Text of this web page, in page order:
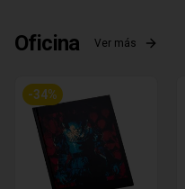
Oficina Ver más
-34%